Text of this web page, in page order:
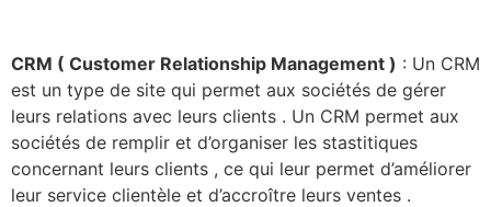
CRM ( Customer Relationship Management ) : Un CRM
est un type de site qui permet aux sociétés de gérer
leurs relations avec leurs clients . Un CRM permet aux
sociétés de remplir et d’organiser les stastitiques
concernant leurs clients , ce qui leur permet d’améliorer
leur service clientèle et d’accroître leurs ventes .